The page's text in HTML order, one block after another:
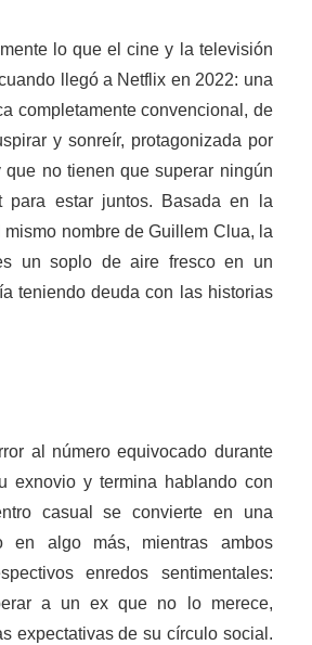
lo que el cine y la televisión
llegó a Netflix en 2022: una
completamente convencional, de
y sonreír, protagonizada por
que no tienen que superar ningún
para estar juntos. Basada en la
mismo nombre de Guillem Clua, la
un soplo de aire fresco en un
teniendo deuda con las historias
al número equivocado durante
exnovio y termina hablando con
casual se convierte en una
en algo más, mientras ambos
enredos sentimentales:
a un ex que no lo merece,
expectativas de su círculo social.